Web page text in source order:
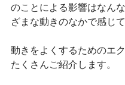
のことによる影響はなん
ざまな動きのなかで感じて
動きをよくするためのエ
たくさんご紹介します。